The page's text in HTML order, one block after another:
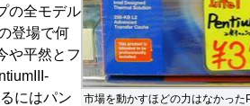
市場を動かすほどの力はなかっ
の全モデル
登場で何
や平然とフ
にはパン